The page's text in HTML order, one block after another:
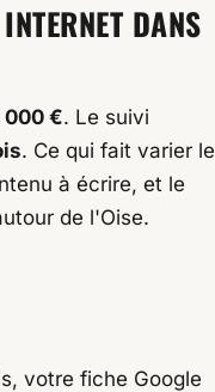
DANS
000 €. Le suivi
. Ce qui fait varier le
à écrire, et le
de l'Oise.
votre fiche Google